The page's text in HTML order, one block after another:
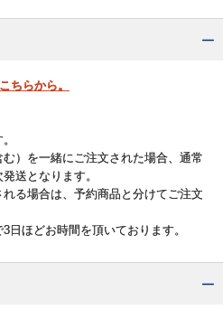
ちらから。
）を一緒にご注文された場合、通常
送となります。
る場合は、予約商品と分けてご注文
日ほどお時間を頂いております。